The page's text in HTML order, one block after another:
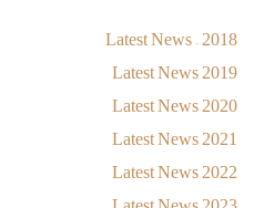
Latest News – 2018
Latest News 2019
Latest News 2020
Latest News 2021
Latest News 2022